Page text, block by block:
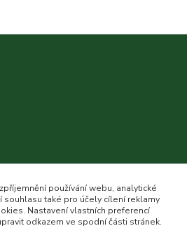
používání webu, analytické
souhlasu také pro účely cílení reklamy
Nastavení vlastních preferencí
odkazem ve spodní části stránek.